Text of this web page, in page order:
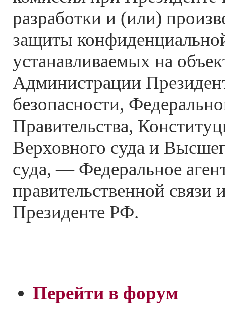
разработки и (или)
защиты
устанавливаемых на
Администрации
безопасности,
Правительства,
Верховного суда и
суда, — Федеральное
правительственной
Президенте РФ.
Перейти в форум